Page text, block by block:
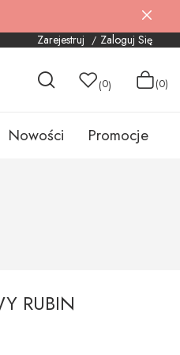
Zarejestruj Zaloguj Się
(0) (0)
Nowości Promocje
RUBIN